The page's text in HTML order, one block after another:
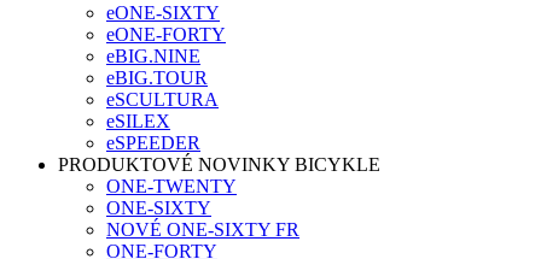
eONE-SIXTY
eONE-FORTY
eBIG.NINE
eBIG.TOUR
eSCULTURA
eSILEX
eSPEEDER
PRODUKTOVÉ NOVINKY BICYKLE
ONE-TWENTY
ONE-SIXTY
NOVÉ ONE-SIXTY FR
ONE-FORTY